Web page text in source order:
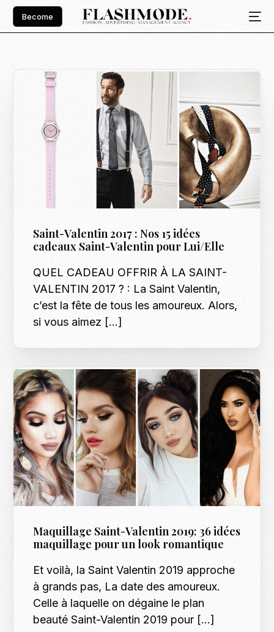
Become
Saint-Valentin 2017 : Nos 15 idées
cadeaux Saint-Valentin pour Lui/Elle
QUEL CADEAU OFFRIR À LA SAINT-
VALENTIN 2017 ? : La Saint Valentin,
c’est la fête de tous les amoureux. Alors,
si vous aimez […]
Maquillage Saint-Valentin 2019: 36 idées
maquillage pour un look romantique
Et voilà, la Saint Valentin 2019 approche
à grands pas, La date des amoureux.
Celle à laquelle on dégaine le plan
beauté Saint-Valentin 2019 pour […]